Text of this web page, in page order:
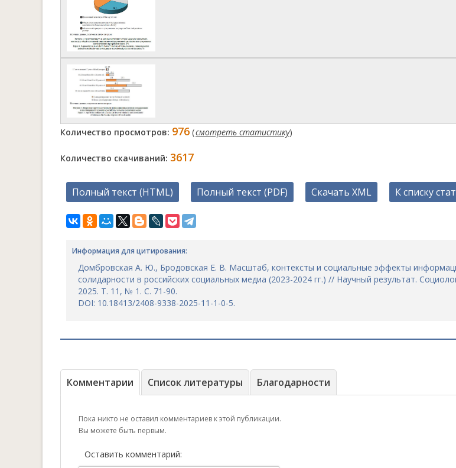
Количество просмотров: 976 (смотреть статистику)
Количество скачиваний: 3617
Полный текст (HTML) Полный текст (PDF) Скачать XML К списку
Информация для цитирования:
Домбровская А. Ю., Бродовская Е. В. Масштаб, контексты и социальные эффекты
солидарности в российских социальных медиа (2023-2024 гг.) // Научный результат.
2025. Т. 11, № 1. С. 71-90.
DOI: 10.18413/2408-9338-2025-11-1-0-5.
Комментарии Список литературы Благодарности
Пока никто не оставил комментариев к этой публикации.
Вы можете быть первым.
Оставить комментарий: